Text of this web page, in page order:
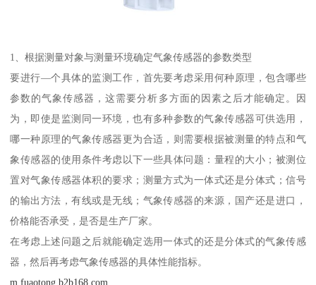
1、根据测量对象与测量环境确定气象传感器的参数类型
要进行—个具体的监测工作，首先要考虑采用何种原理，包含哪些
参数的气象传感器，这需要分析多方面的因素之后才能确定。因
为，即使是监测同一环境，也有多种参数的气象传感器可供选用，
哪一种原理的气象传感器更为合适，则需要根据被测量的特点和气
象传感器的使用条件考虑以下一些具体问题：量程的大小；被测位
置对气象传感器体积的要求；测量方式为一体式还是分体式；信号
的输出方法，有线或是无线；气象传感器的来源，国产还是进口，
价格能否承受，是否是生产厂家。
在考虑上述问题之后就能确定选用一体式的还是分体式的气象传感
器，然后再考虑气象传感器的具体性能指标。
m.fuaotong.b2b168.com